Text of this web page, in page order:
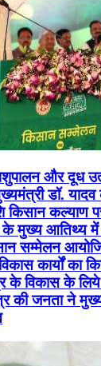
और दूध
डॉ. यादव
कल्याण
के मुख्य आतिथ्य में
सम्मेलन
कार्यों का
विकास के लिये
की जनता ने